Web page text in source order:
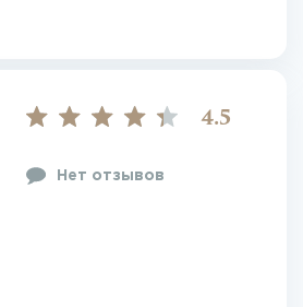
4.5
Нет отзывов